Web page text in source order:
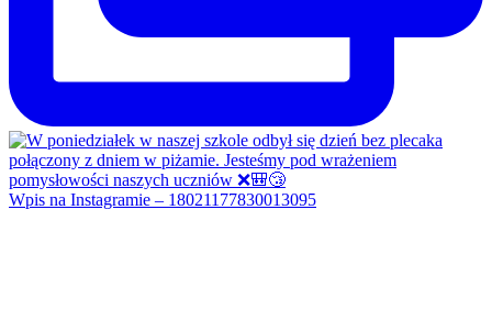
Wpis na Instagramie – 18021177830013095